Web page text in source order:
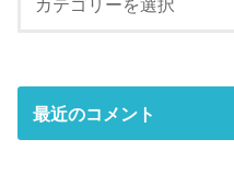
最近のコメント